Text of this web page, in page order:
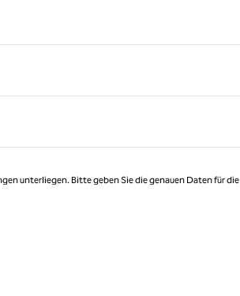
unterliegen. Bitte geben Sie die genauen Daten für die